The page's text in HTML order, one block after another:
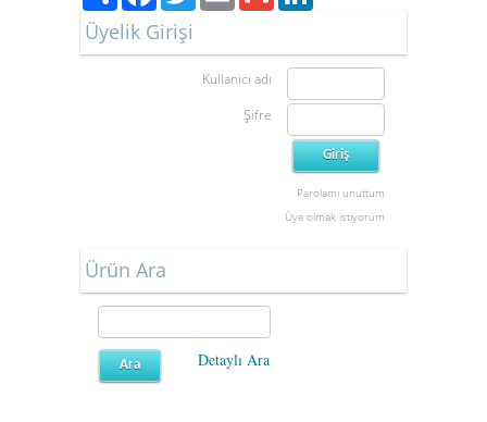
Üyelik Girişi
Kullanıcı adı
Şifre
Parolamı unuttum
Üye olmak istiyorum
Ürün Ara
Detaylı Ara